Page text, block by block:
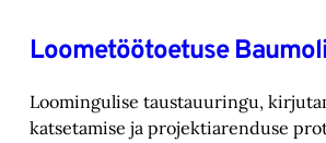
Loometöötoetuse
Loomingulise taustauuringu,
katsetamise ja projektiarenduse